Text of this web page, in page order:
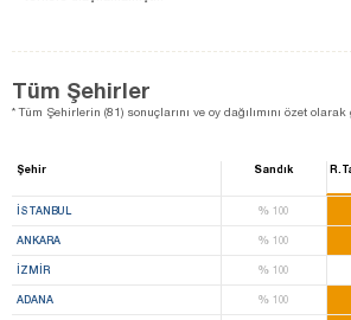
Tüm Şehirler
* Tüm Şehirlerin (81) sonuçlarını ve oy dağılımını özet olarak
Şehir Sandık
İSTANBUL %100
ANKARA %100
İZMIR %100
ADANA %100